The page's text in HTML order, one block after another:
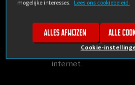
Gegarandeerd
vlijmscherpe prijzen,
internet.
mogelijke interesses.
Lees ons cookiebeleid.
Cookie-
Alles afwijzen Alle